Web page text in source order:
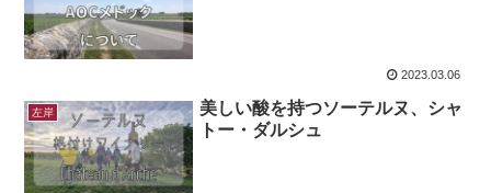
2023.03.06
左岸
美しい酸を持つソーテルヌ、シャ
トー・ダルシュ